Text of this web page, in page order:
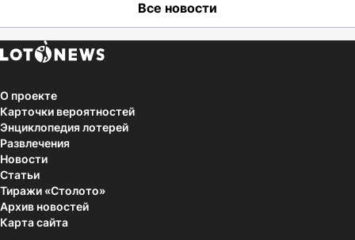
Все новости
О проекте
Карточки вероятностей
Энциклопедия лотерей
Развлечения
Новости
Статьи
Тиражи «Столото»
Архив новостей
Карта сайта